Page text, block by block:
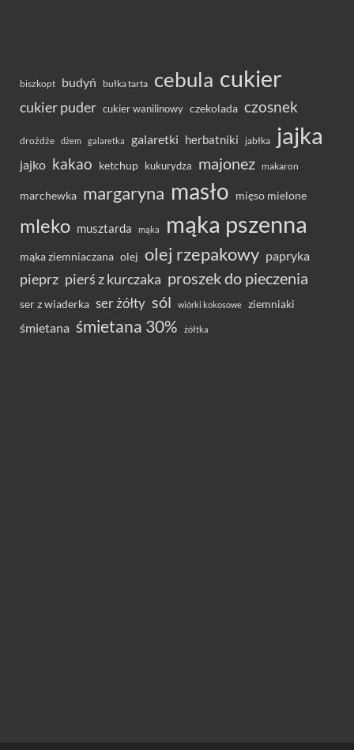
biszkopt budyń bułka tarta cebula cukier
cukier puder cukier wanilinowy czekolada czosnek
drożdże dżem galaretka galaretki herbatniki jabłka jajka
jajko kakao ketchup kukurydza majonez makaron
marchewka margaryna masło mięso mielone
mleko musztarda mąka mąka pszenna
mąka ziemniaczana olej olej rzepakowy papryka
pieprz pierś z kurczaka proszek do pieczenia
ser z wiaderka ser żółty sól wiórki kokosowe ziemniaki
śmietana śmietana 30% żółtka